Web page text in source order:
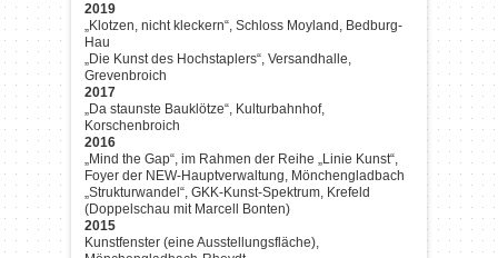
2019
„Klotzen, nicht kleckern“, Schloss Moyland, Bedburg-
Hau
„Die Kunst des Hochstaplers“, Versandhalle,
Grevenbroich
2017
„Da staunste Bauklötze“, Kulturbahnhof,
Korschenbroich
2016
„Mind the Gap“, im Rahmen der Reihe „Linie Kunst“,
Foyer der NEW-Hauptverwaltung, Mönchengladbach
„Strukturwandel“, GKK-Kunst-Spektrum, Krefeld
(Doppelschau mit Marcell Bonten)
2015
Kunstfenster (eine Ausstellungsfläche),